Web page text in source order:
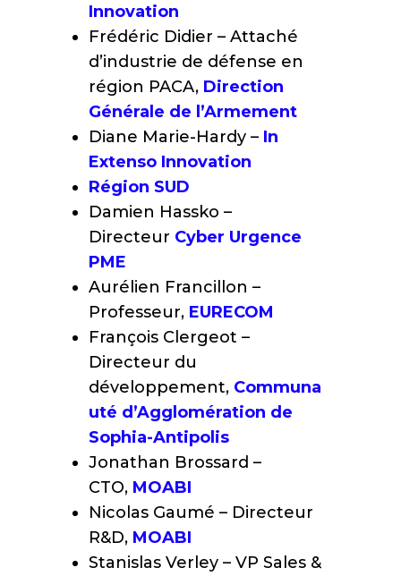
Innovation
Frédéric Didier – Attaché
d’industrie de défense en
région PACA, Direction
Générale de l’Armement
Diane Marie-Hardy – In
Extenso Innovation
Région SUD
Damien Hassko –
Directeur Cyber Urgence
PME
Aurélien Francillon –
Professeur, EURECOM
François Clergeot –
Directeur du
développement, Communa
uté d’Agglomération de
Sophia-Antipolis
Jonathan Brossard –
CTO, MOABI
Nicolas Gaumé – Directeur
R&D, MOABI
Stanislas Verley – VP Sales &